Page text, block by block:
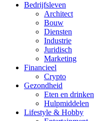
Bedrijfsleven
Architect
Bouw
Diensten
Industrie
Juridisch
Marketing
Financieel
Crypto
Gezondheid
Eten en drinken
Hulpmiddelen
Lifestyle & Hobby